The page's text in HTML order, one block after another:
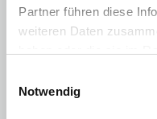
Partner führen diese
weiteren Daten
Cookies, wenn Sie
Notwendig